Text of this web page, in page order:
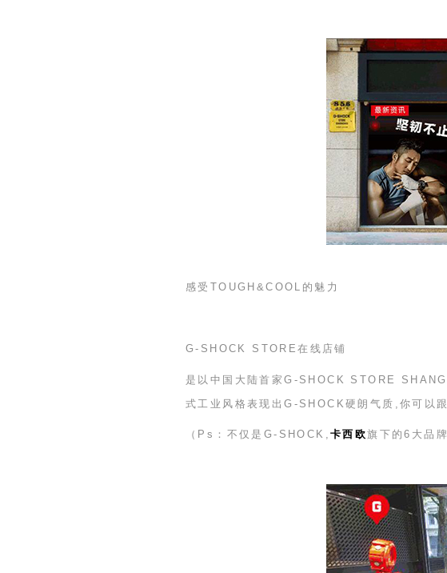
感受 TOUGH&COOL 的魅力
G-SHOCK STORE在线店铺
是以中国大陆首家G-SHOCK STORE
式工业风格表现出G-SHOCK硬朗气质,你可以
（ Ps ：不仅是 G-SHOCK ,卡西欧旗下的6 大品